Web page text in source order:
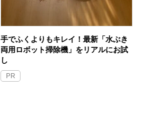
手でふくよりもキレイ！最新「水ぶき
両用ロボット掃除機」をリアルにお試
し
PR